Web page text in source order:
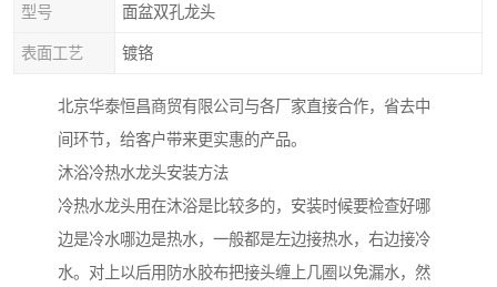
型号 面盆双孔龙头
表面工艺 镀铬
北京华泰恒昌商贸有限公司与各厂家直接合作，省去中
间环节，给客户带来更实惠的产品。
沐浴冷热水龙头安装方法
冷热水龙头用在沐浴是比较多的，安装时候要检查好哪
边是冷水哪边是热水，一般都是左边接热水，右边接冷
水。对上以后用防水胶布把接头缠上几圈以免漏水，然